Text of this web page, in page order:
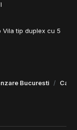
Bucuresti
Vila tip duplex cu 5
format din 9